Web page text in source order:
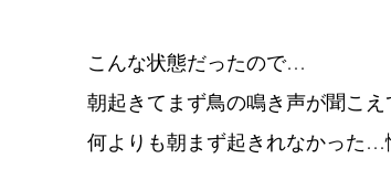
こんな状態だったので…
朝起きてまず鳥の鳴き声が聞こえ
何よりも朝まず起きれなかった…